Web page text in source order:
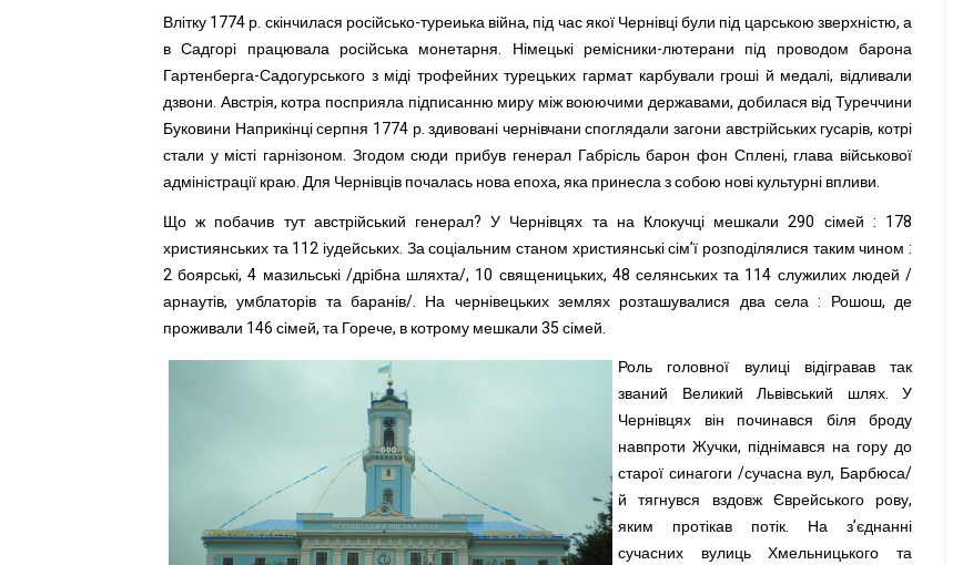
Влітку 1774 р. скінчилася російсько-туреиька війна, під час якої Чернівці були під царською зверхністю, а
в Садгорі працювала російська монетарня. Німецькі ремісники-лютерани під проводом барона
Гартенберга-Садогурського з міді трофейних турецьких гармат карбували гроші й медалі, відливали
дзвони. Австрія, котра посприяла підписанню миру між воюючими державами, добилася від Туреччини
Буковини Наприкінці серпня 1774 р. здивовані чернівчани споглядали загони австрійських гусарів, котрі
стали у місті гарнізоном. Згодом сюди прибув генерал Габрісль барон фон Сплені, глава військової
адміністрації краю. Для Чернівців почалась нова епоха, яка принесла з собою нові культурні впливи.
Що ж побачив тут австрійський генерал? У Чернівцях та на Клокучці мешкали 290 сімей : 178
християнських та 112 іудейських. За соціальним станом християнські сім’ї розподілялися таким чином :
2 боярські, 4 мазильські /дрібна шляхта/, 10 священицьких, 48 селянських та 114 служилих людей /
арнаутів, умблаторів та баранів/. На чернівецьких землях розташувалися два села : Рошош, де
проживали 146 сімей, та Горече, в котрому мешкали 35 сімей.
Роль головної вулиці відігравав так
званий Великий Львівський шлях. У
Чернівцях він починався біля броду
навпроти Жучки, піднімався на гору до
старої синагоги /сучасна вул, Барбюса/
й тягнувся вздовж Єврейського рову,
яким протікав потік. На з’єднанні
сучасних вулиць Хмельницького та